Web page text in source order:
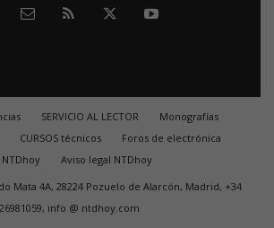
SERVICIO AL LECTOR
Monografías
CURSOS técnicos
Foros de electrónica
Aviso legal NTDhoy
Mata 4A, 28224 Pozuelo de Alarcón, Madrid, +34
info @ ntdhoy.com